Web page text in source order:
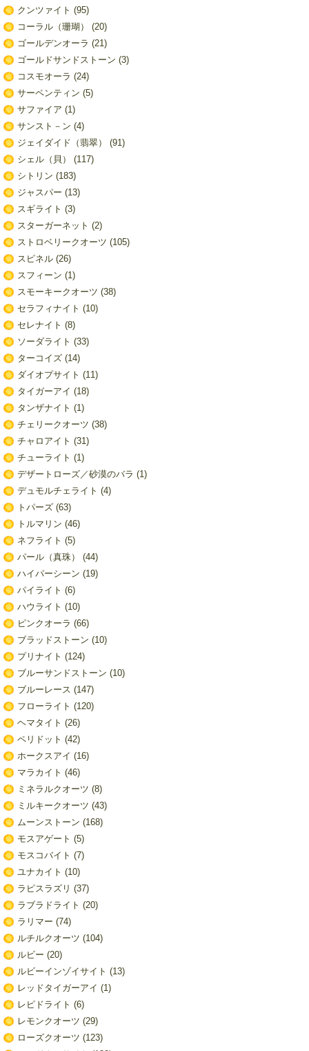
クンツァイト (95)
コーラル（珊瑚）
(20)
ゴールデンオーラ (21)
ゴールドサンドストーン (3)
コスモオーラ (24)
サーペンティン (5)
サファイア (1)
サンスト－ン (4)
ジェイダイド（翡翠）
(91)
シェル（貝）
(117)
シトリン (183)
ジャスパー (13)
スギライト (3)
スターガーネット (2)
ストロベリークオーツ (105)
スピネル(26)
スフィーン (1)
スモーキークオーツ (38)
セラフィナイト (10)
セレナイト (8)
ソーダライト (33)
ターコイズ(14)
ダイオプサイト (11)
タイガーアイ (18)
タンザナイト (1)
チェリークオーツ (38)
チャロアイト (31)
チューライト (1)
デザートローズ／砂漠のバラ (1)
デュモルチェライト (4)
トパーズ(63)
トルマリン (46)
ネフライト (5)
パール（真珠）
(44)
ハイパーシーン (19)
パイライト (6)
ハウライト (10)
ピンクオーラ (66)
ブラッドストーン (10)
プリナイト (124)
ブルーサンドストーン (10)
ブルーレース (147)
フローライト (120)
ヘマタイト (26)
ペリドット (42)
ホークスアイ (16)
マラカイト (46)
ミネラルクオーツ (8)
ミルキークオーツ (43)
ムーンストーン (168)
モスアゲート (5)
モスコバイト (7)
ユナカイト (10)
ラピスラズリ (37)
ラブラドライト (20)
ラリマー (74)
ルチルクオーツ (104)
ルビー (20)
ルビーインゾイサイト (13)
レッドタイガーアイ (1)
レピドライト (6)
レモンクオーツ (29)
ローズクオーツ (123)